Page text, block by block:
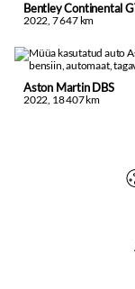
Bentley Continental
2022, 7 647 km
Aston Martin DBS
2022, 18 407 km